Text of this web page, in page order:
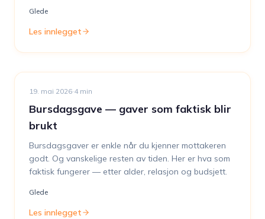
Glede
Les innlegget
19. mai 2026·4min
Bursdagsgave — gaver som faktisk blir
brukt
Bursdagsgaver er enkle når du kjenner mottakeren
godt. Og vanskelige resten av tiden. Her er hva som
faktisk fungerer — etter alder, relasjon og budsjett.
Glede
Les innlegget